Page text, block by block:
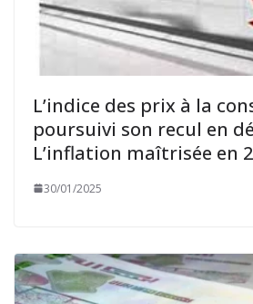
L’indice des prix à la
poursuivi son recul en
L’inflation maîtrisée en
30/01/2025